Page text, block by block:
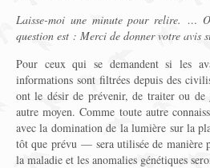
Laisse-moi une minute pour relire. …
question est : Merci de donner votre avis
Pour ceux qui se demandent si les
informations sont filtrées depuis des
ont le désir de prévenir, de traiter ou de
autre moyen. Comme toute autre
avec la domination de la lumière sur la
tôt que prévu — sera utilisée de manière
la maladie et les anomalies génétiques